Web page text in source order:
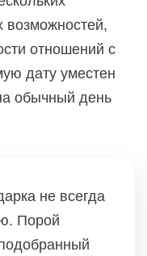
отношений с
дату уместен
обычный день
не всегда
Порой